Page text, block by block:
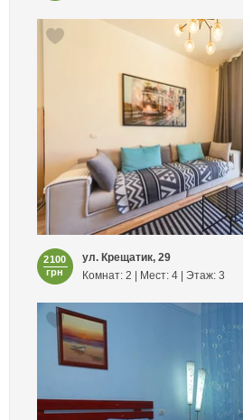
2100
грн
ул. Крещатик, 29
Комнат: 2 | Мест: 4 | Этаж: 3